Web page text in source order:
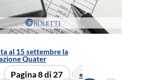
al 15 settembre la
Quater
Pagina 8 di 27
«